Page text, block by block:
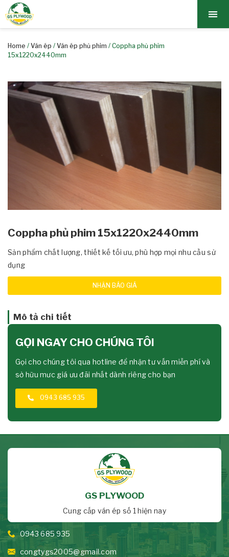
Home / Ván ép / Ván ép phủ phim / Coppha phủ phim
15x1220x2440mm
Coppha phủ phim 15x1220x2440mm
Sản phẩm chất lượng, thiết kế tối ưu, phù hợp mọi nhu cầu sử
dụng
NHẬN BÁO GIÁ
Mô tả chi tiết
GỌI NGAY CHO CHÚNG TÔI
Gọi cho chúng tôi qua hotline để nhận tư vấn miễn phí và
sở hữu mưc giá ưu đãi nhất dành riêng cho bạn
0943 685 935
GS PLYWOOD
Cung cấp ván ép số 1 hiện nay
0943 685 935
congtygs2005@gmail.com